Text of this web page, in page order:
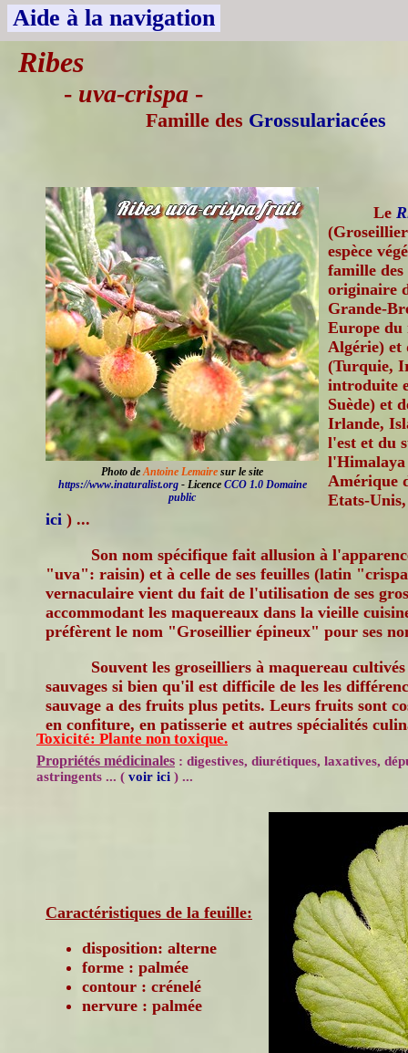
Aide à la navigation
Ribes
- uva-crispa -
Famille des Grossulariacées
Photo deAntoine Lemaire sur le site
https://www.inaturalist.org- Licence CCO 1.0 Domaine
public
Le
espèce
famille des
originaire
Grande-
Europe
Algérie) et
(Turquie,
introduite
Suède) et
Irlande,
l'est et du
l'Himalaya
Amérique
Etats-
ici ) ...
Son nom spécifique fait allusion à
"uva": raisin) et à celle de ses feuilles (latin
vernaculaire vient du fait de l'utilisation de ses
accommodant les maquereaux dans la vieille
préfèrent le nom "Groseillier épineux" pour ses
Souvent les groseilliers à maquereau cultivés
sauvages si bien qu'il est difficile de les les
sauvage a des fruits plus petits. Leurs fruits sont
en confiture, en patisserie et autres spécialités
Toxicité: Plante non toxique.
Propriétés médicinales : digestives, diurétiques, laxatives,
astringents ... ( voir ici ) ...
Caractéristiques de la feuille:
disposition: alterne
forme : palmée
contour : crénelé
nervure : palmée